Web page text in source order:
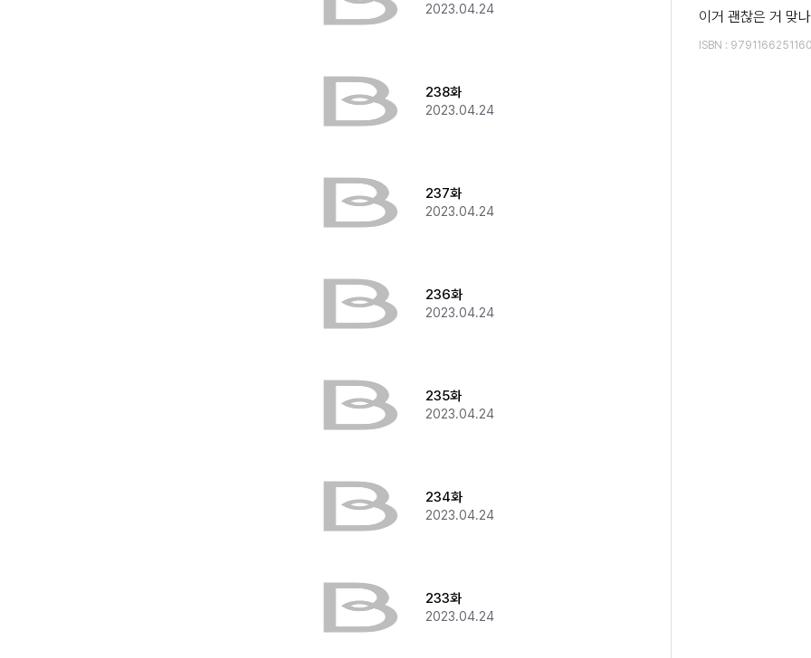
2023.04.24
238화
2023.04.24
237화
2023.04.24
236화
2023.04.24
235화
2023.04.24
234화
2023.04.24
233화
2023.04.24
이거 괜찮은 거 맞
ISBN :